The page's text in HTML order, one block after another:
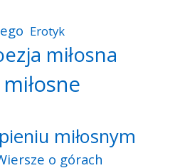
Erotyk
miłosna
miłosnym
o górach